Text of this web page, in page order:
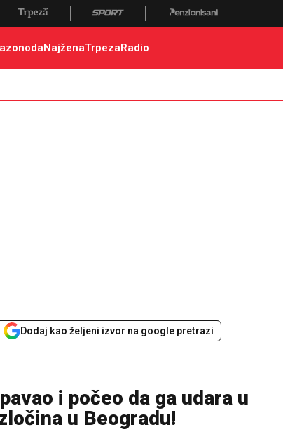
carina
NajženaTrpezaRadio
Dodaj kao željeni izvor na google pretrazi
i počeo da ga udara u
u Beogradu!